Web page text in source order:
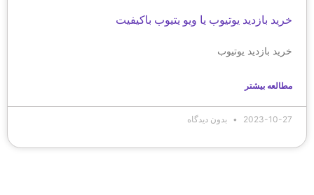
خرید بازدید یوتیوب یا ویو یتیوب باکیفیت
خرید بازدید یوتیوب
مطالعه بیشتر
2023-10-27 بدون دیدگاه